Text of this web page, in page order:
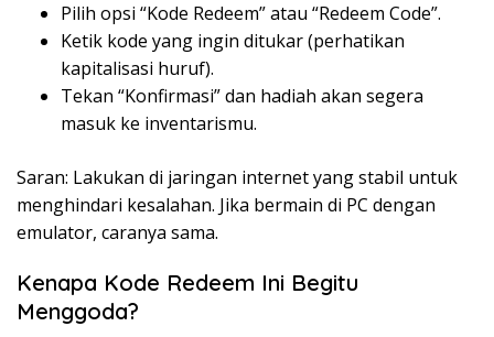
Pilih opsi “Kode Redeem” atau “Redeem Code”.
Ketik kode yang ingin ditukar (perhatikan
kapitalisasi huruf).
Tekan “Konfirmasi” dan hadiah akan segera
masuk ke inventarismu.
Saran: Lakukan di jaringan internet yang stabil untuk
menghindari kesalahan. Jika bermain di PC dengan
emulator, caranya sama.
Kenapa Kode Redeem Ini Begitu
Menggoda?